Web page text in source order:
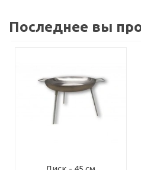
Последнее вы